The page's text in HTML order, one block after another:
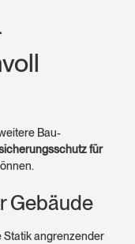
Bau­
für
Gebäude
Statik angrenzender